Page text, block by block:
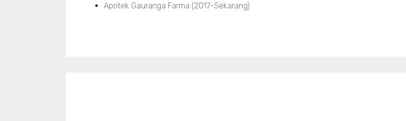
Apotek Gauranga Farma (2017-Sekarang)